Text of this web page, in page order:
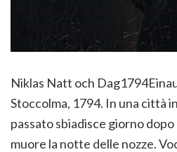
Niklas Natt och
Stoccolma, 1794. In una città
passato sbiadisce giorno
muore la notte delle nozze.